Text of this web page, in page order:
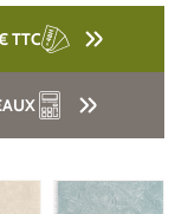
TTC